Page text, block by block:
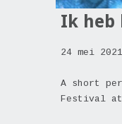
Ik heb
24 mei
A short
Festival at